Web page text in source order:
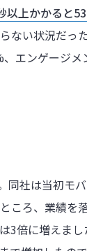
以上かかると
ない状況だっ
エンゲージメ
同社は当初モ
ころ、業績を
3倍に増えま